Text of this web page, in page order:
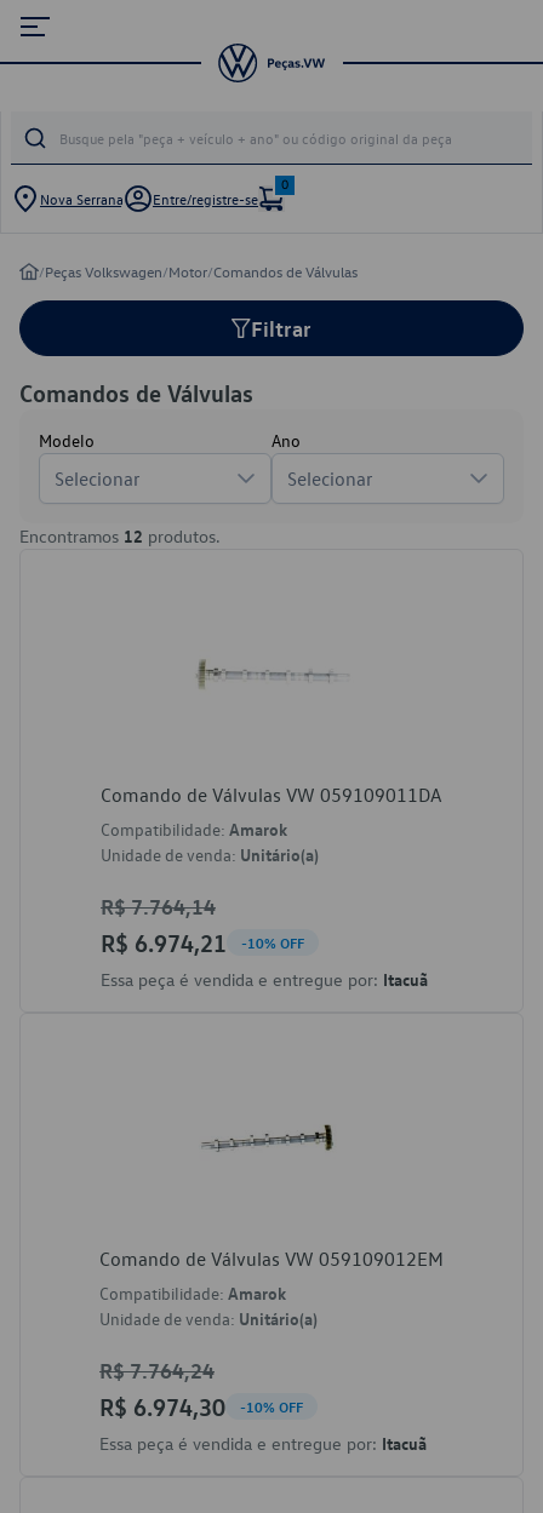
Nova Serrana Entre/registre-se
0
/Peças Volkswagen/Motor/Comandos de Válvulas
Filtrar
Comandos de Válvulas
Modelo
Selecionar
Ano
Selecionar
Encontramos 12 produtos.
Comando de Válvulas VW 059109011DA
Compatibilidade: Amarok
Unidade de venda: Unitário(a)
R$ 7.764,14
R$ 6.974,21 -10% OFF
Essa peça é vendida e entregue por: Itacuã
Comando de Válvulas VW 059109012EM
Compatibilidade: Amarok
Unidade de venda: Unitário(a)
R$ 7.764,24
R$ 6.974,30 -10% OFF
Essa peça é vendida e entregue por: Itacuã